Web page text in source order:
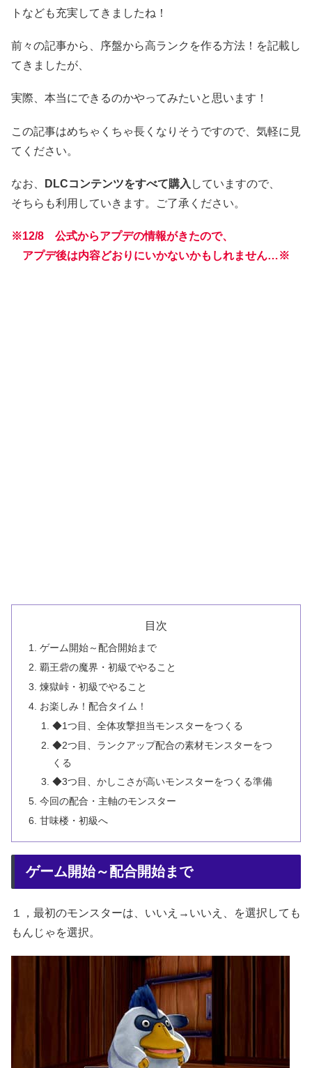
トなども充実してきましたね！
前々の記事から、序盤から高ランクを作る方法！を記載し
てきましたが、
実際、本当にできるのかやってみたいと思います！
この記事はめちゃくちゃ長くなりそうですので、気軽に見
てください。
なお、 DLCコンテンツをすべて購入 していますので、
そちらも利用していきます。ご了承ください。
※12/8
公式からアプデの情報がきたので、
アプデ後は内容どおりにいかないかもしれません…※
目次
ゲーム開始～配合開始まで
覇王砦の魔界・初級でやること
煉獄峠・初級でやること
お楽しみ！配合タイム！
◆1つ目、全体攻撃担当モンスターをつくる
◆2つ目、ランクアップ配合の素材モンスターをつ
くる
◆3つ目、かしこさが高いモンスターをつくる準備
今回の配合・主軸のモンスター
甘味楼・初級へ
ゲーム開始～配合開始まで
１，最初のモンスターは、いいえ→いいえ、を選択しても
もんじゃを選択。